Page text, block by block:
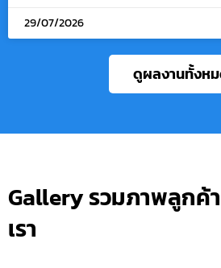
29/07/2026
ดูผลงานทั้งห
Gallery รวมภาพลูกค้
เรา